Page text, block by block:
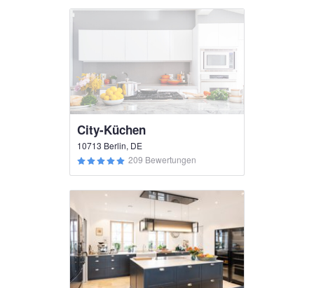
City-Küchen
10713 Berlin, DE
209 Bewertungen